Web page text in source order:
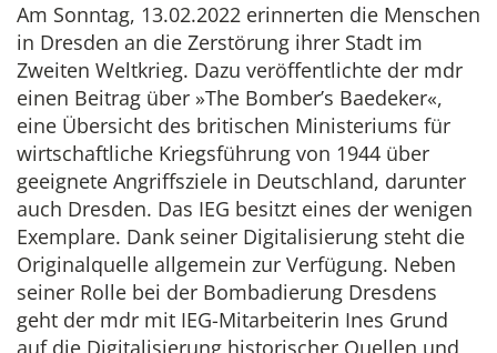
Fellowship and Guest Programme
Publications of the IEG
Am Sonntag, 13.02.2022 erinnerten die Menschen
in Dresden an die Zerstörung ihrer Stadt im
Zweiten Weltkrieg. Dazu veröffentlichte der mdr
einen Beitrag über »The Bomber’s Baedeker«,
eine Übersicht des britischen Ministeriums für
wirtschaftliche Kriegsführung von 1944 über
geeignete Angriffsziele in Deutschland, darunter
auch Dresden. Das IEG besitzt eines der wenigen
Exemplare. Dank seiner Digitalisierung steht die
Originalquelle allgemein zur Verfügung. Neben
seiner Rolle bei der Bombadierung Dresdens
geht der mdr mit IEG-Mitarbeiterin Ines Grund
auf die Digitalisierung historischer Quellen und